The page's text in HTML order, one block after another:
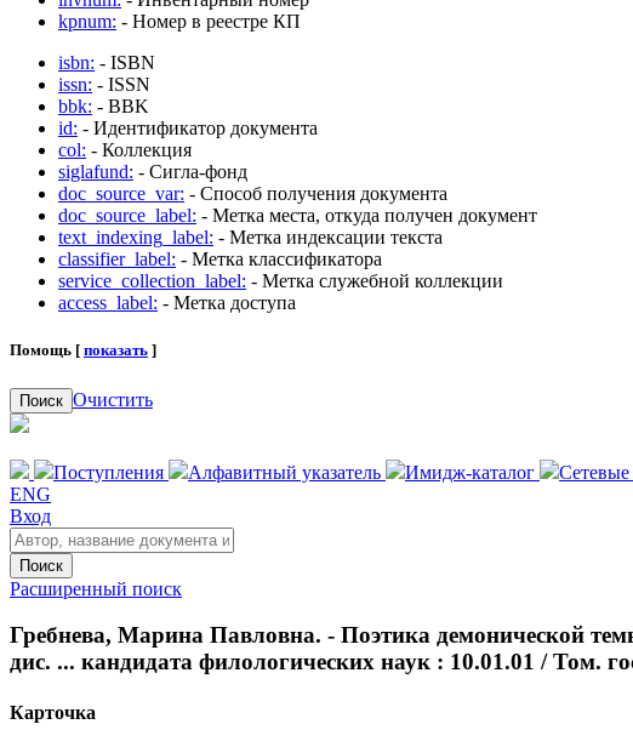
kpnum: - Номер в реестре КП
isbn: - ISBN
issn: - ISSN
bbk: - BBK
id: - Идентификатор документа
col: - Коллекция
siglafund: - Сигла-фонд
doc_source_var: - Способ получения документа
doc_source_label: - Метка места, откуда получен документ
text_indexing_label: - Метка индексации текста
classifier_label: - Метка классификатора
service_collection_label: - Метка служебной коллекции
access_label: - Метка доступа
Помощь [ показать ]
Поиск Очистить
Поступления Алфавитный указатель Имидж-каталог
Сетевые
ENG
Вход
Поиск
Расширенный поиск
Гребнева, Марина Павловна. - Поэтика демонической
дис. ... кандидата филологических наук : 10.01.01 / Том.
Карточка